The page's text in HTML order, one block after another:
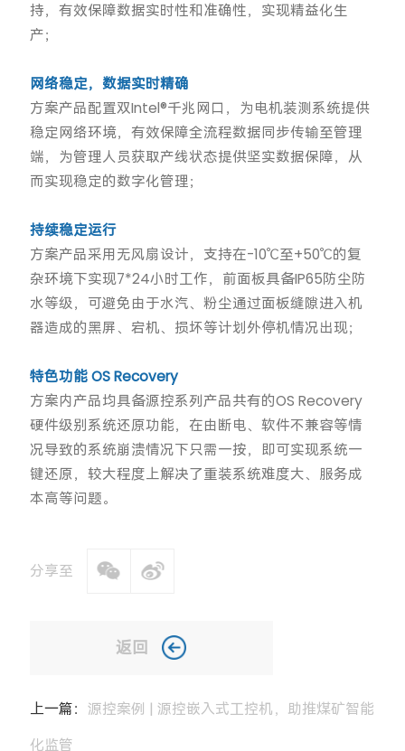
持，有效保障数据实时性和准确性，实现精益化生
产；
网络稳定，数据实时精确
方案产品配置双Intel®千兆网口，为电机装测系统提供
稳定网络环境，有效保障全流程数据同步传输至管理
端，为管理人员获取产线状态提供坚实数据保障，从
而实现稳定的数字化管理；
持续稳定运行
方案产品采用无风扇设计，支持在-10℃至+50℃的复
杂环境下实现7*24小时工作，前面板具备IP65防尘防
水等级，可避免由于水汽、粉尘通过面板缝隙进入机
器造成的黑屏、宕机、损坏等计划外停机情况出现；
特色功能 OS Recovery
方案内产品均具备源控系列产品共有的OS Recovery
硬件级别系统还原功能，在由断电、软件不兼容等情
况导致的系统崩溃情况下只需一按，即可实现系统一
键还原，较大程度上解决了重装系统难度大、服务成
本高等问题。
分享至
返回
上一篇： 源控案例 | 源控嵌入式工控机，助推煤矿智能
化监管